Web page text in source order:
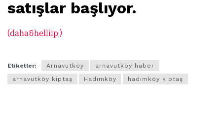
satışlar başlıyor.
(daha&helliip;)
Etiketler: Arnavutköy
arnavutköy haber
arnavutköy kiptaş
Hadımköy hadımköy kiptaş